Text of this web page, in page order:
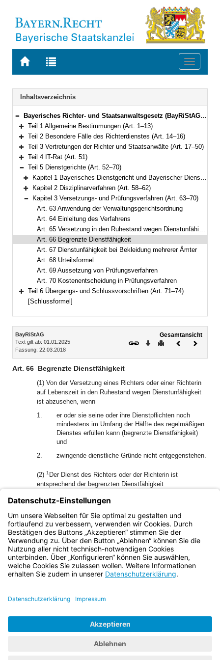
Zur
BAYERN.RECHT
Zur
letzten
Suche
Toggle
Navigation
Inhaltsverzeichnis
Bereich reduzieren
Bayerisches Richter- und Staatsanwaltsgesetz (BayRiStAG) Vom 22. März 2018 (GVBl. S. 118) BayRS 301-1-J (Art. 1–74)
Bereich erweitern
Teil 1 Allgemeine Bestimmungen (Art. 1–13)
Bereich erweitern
Teil 2 Besondere Fälle des Richterdienstes (Art. 14–16)
Bereich erweitern
Teil 3 Vertretungen der Richter und Staatsanwälte (Art. 17–50)
Bereich erweitern
Teil 4 IT-Rat (Art. 51)
Bereich reduzieren
Teil 5 Dienstgerichte (Art. 52–70)
Bereich erweitern
Kapitel 1 Bayerisches Dienstgericht und Bayerischer Dienstgerichtshof (Art. 52–57)
Bereich erweitern
Kapitel 2 Disziplinarverfahren (Art. 58–62)
Bereich reduzieren
Kapitel 3 Versetzungs- und Prüfungsverfahren (Art. 63–70)
Art. 63 Anwendung der Verwaltungsgerichtsordnung
Art. 64 Einleitung des Verfahrens
Art. 65 Versetzung in den Ruhestand wegen Dienstunfähigkeit
Art. 66 Begrenzte Dienstfähigkeit
Art. 67 Dienstunfähigkeit bei Bekleidung mehrerer Ämter
Art. 68 Urteilsformel
Art. 69 Aussetzung von Prüfungsverfahren
Art. 70 Kostenentscheidung in Prüfungsverfahren
Bereich erweitern
Teil 6 Übergangs- und Schlussvorschriften (Art. 71–74)
[Schlussformel]
Inhalt
BayRiStAG
Text gilt ab: 01.01.2025
Fassung: 22.03.2018
Gesamtansicht
Download
DruckenVorheriges
Art. 66 Begrenzte Dienstfähigkeit
(1) Von der Versetzung eines Richters oder einer Richterin
auf Lebenszeit in den Ruhestand wegen Dienstunfähigkeit
ist abzusehen, wenn
1.
er oder sie seine oder ihre Dienstpflichten noch
mindestens im Umfang der Hälfte des regelmäßigen
Dienstes erfüllen kann (begrenzte Dienstfähigkeit)
und
2.
zwingende dienstliche Gründe nicht entgegenstehen.
(2) 1 Der Dienst des Richters oder der Richterin ist
entsprechend der begrenzten Dienstfähigkeit
Dienstfähigkeit, ist die Herabsetzung des Dienstes
entsprechend zu ändern.
(3) Art. 65 gilt entsprechend.
Bayern.de
BayernPortal
Impressum